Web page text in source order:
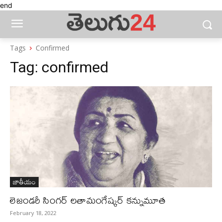
end
Tags Confirmed
Tag: confirmed
జాతీయం
లెజండరీ సింగర్‌ లతామంగేష్కర్‌ కన్నుమూత
February 18, 2022